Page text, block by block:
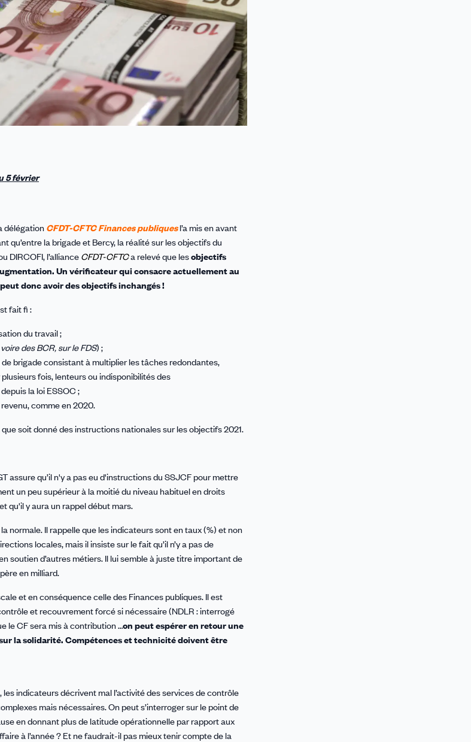
5 février
délégationCFDT-CFTC Finances publiquesl’a mis en avant
qu’entre la brigade et Bercy, la réalité sur les objectifs du
DIRCOFI, l’allianceCFDT-CFTCa relevé que lesobjectifs
Un vérificateur qui consacre actuellement au
donc avoir des objectifs inchangés !
fait fi :
du travail ;
des BCR, sur le FDS) ;
brigade consistant à multiplier les tâches redondantes,
fois, lenteurs ou indisponibilités des
la loi ESSOC ;
comme en 2020.
soit donné des instructions nationales sur les objectifs 2021.
assure qu’il n'y a pas eu d'instructions du SSJCF pour mettre
un peu supérieur à la moitié du niveau habituel en droits
qu'il y aura un rappel début mars.
normale. Il rappelle que les indicateurs sont en taux (%) et non
locales, mais il insiste sur le fait qu’il n’y a pas de
soutien d’autres métiers. Il lui semble à juste titre important de
en milliard.
et en conséquence celle des Finances publiques. Il est
et recouvrement forcé si nécessaire (NDLR : interrogé
le CF sera mis à contribution …on peut espérer en retour une
la solidarité. Compétences et technicité doivent être
indicateurs décrivent mal l’activité des services de contrôle
mais nécessaires. On peut s’interroger sur le point de
en donnant plus de latitude opérationnelle par rapport aux
à l’année ? Et ne faudrait-il pas mieux tenir compte de la